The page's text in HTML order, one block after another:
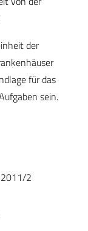
der
für das
sein.
2